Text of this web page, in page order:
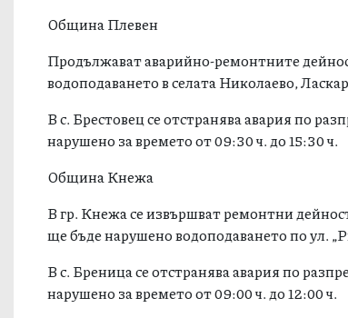
Община Плевен
Продължават аварийно-ремонтните
водоподаването в селата Николаево,
В с. Брестовец се отстранява авария по
нарушено за времето от 09:30 ч. до 15:30 ч.
Община Кнежа
В гр. Кнежа се извършват ремонтни
ще бъде нарушено водоподаването по ул.
В с. Бреница се отстранява авария по
нарушено за времето от 09:00 ч. до 12:00 ч.